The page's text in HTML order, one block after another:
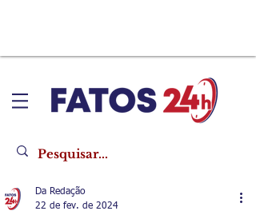
Da Redação
22 de fev. de 2024